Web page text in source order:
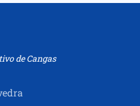
de Cangas